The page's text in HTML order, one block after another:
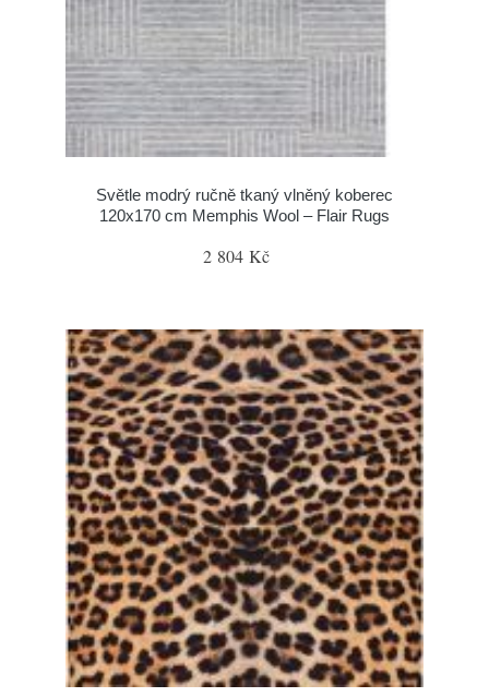
Světle modrý ručně tkaný vlněný koberec
120x170 cm Memphis Wool – Flair Rugs
2 804 Kč